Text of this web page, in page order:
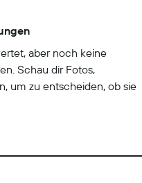
aber noch keine
Schau dir Fotos,
um zu entscheiden, ob sie